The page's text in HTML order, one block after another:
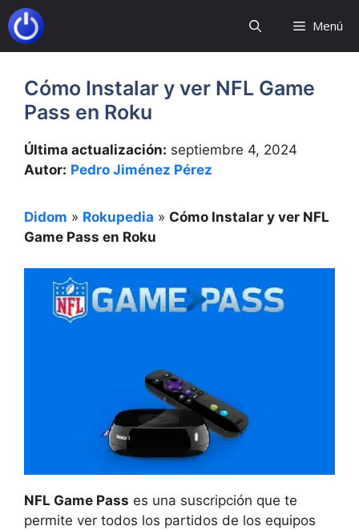
Saltar
al
contenido
Menú
Cómo Instalar y ver NFL Game
Pass en Roku
Última actualización: septiembre 4, 2024
Autor: Pedro Jiménez Pérez
Didom » Rokupedia » Cómo Instalar y ver NFL
Game Pass en Roku
NFL Game Pass es una suscripción que te
permite ver todos los partidos de los equipos